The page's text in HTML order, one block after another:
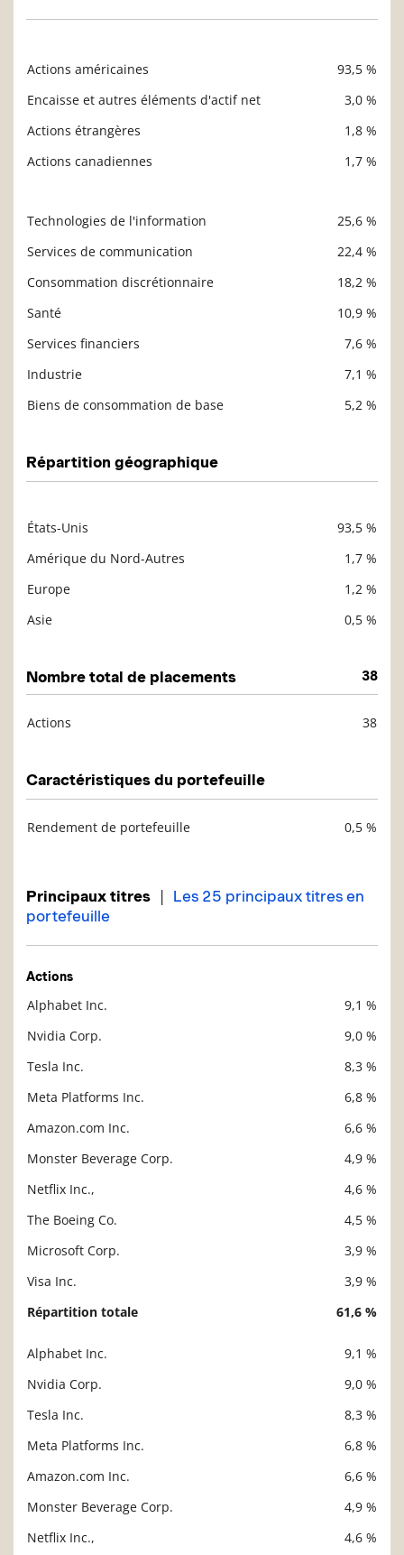
Actions américaines
93,5 %
Encaisse et autres éléments d'actif net
3,0 %
Actions étrangères
1,8 %
Actions canadiennes
1,7 %
Technologies de l'information
25,6 %
Services de communication
22,4 %
Consommation discrétionnaire
18,2 %
Santé
10,9 %
Services financiers
7,6 %
Industrie
7,1 %
Biens de consommation de base
5,2 %
Répartition géographique
États-Unis
93,5 %
Amérique du Nord-Autres
1,7 %
Europe
1,2 %
Asie
0,5 %
Nombre total de placements 38
Actions 38
Caractéristiques du portefeuille
Rendement de portefeuille 0,5 %
Principaux titres | Les 25 principaux titres en
portefeuille
Actions
Alphabet Inc.
9,1 %
Nvidia Corp.
9,0 %
Tesla Inc.
8,3 %
Meta Platforms Inc.
6,8 %
Amazon.com Inc.
6,6 %
Monster Beverage Corp.
4,9 %
Netflix Inc.,
4,6 %
The Boeing Co.
4,5 %
Microsoft Corp.
3,9 %
Visa Inc.
3,9 %
Répartition totale
61,6 %
Alphabet Inc.
9,1 %
Nvidia Corp.
9,0 %
Tesla Inc.
8,3 %
Meta Platforms Inc.
6,8 %
Amazon.com Inc.
6,6 %
Monster Beverage Corp.
4,9 %
Netflix Inc.,
4,6 %